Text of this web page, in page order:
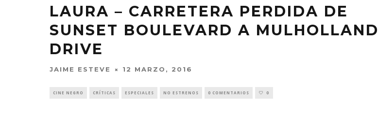
LAURA – CARRETERA PERDIDA DE
SUNSET BOULEVARD A MULHOLLAND
DRIVE
JAIME ESTEVE 12 MARZO, 2016
CINE NEGRO CRÍTICAS ESPECIALES NO ESTRENOS 0 COMENTARIOS 0